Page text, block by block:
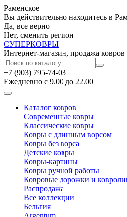
Раменское
Вы действительно находитесь в
Да, все верно
Нет, сменить регион
СУПЕРКОВРЫ
Интернет-магазин, продажа
+7 (903) 795-74-03
Ежедневно с 9.00 до 22.00
Каталог ковров
Современные ковры
Классические ковры
Ковры с длинным ворсом
Ковры без ворса
Детские ковры
Ковры-картины
Ковры ручной работы
Ковровые дорожки и
Распродажа
Все коллекции
Бельгия
Argentum